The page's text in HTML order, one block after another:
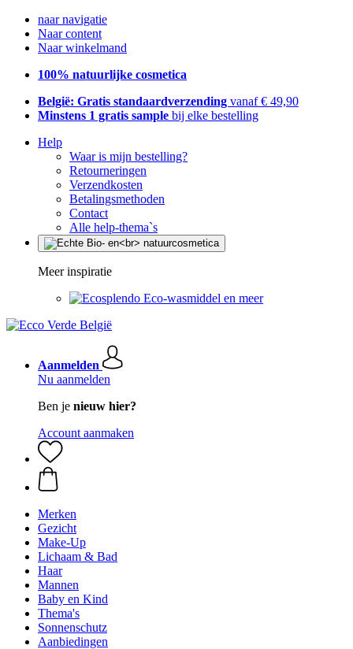
naar navigatie
Naar content
Naar winkelmand
100% natuurlijke cosmetica
België: Gratis standaardverzending vanaf € 49,90
Minstens 1 gratis sample bij elke bestelling
Help
Waar is mijn bestelling?
Retourneringen
Verzendkosten
Betalingsmethoden
Contact
Alle help-thema`s
Meer inspiratie
Eco-wasmiddel en meer
Aanmelden
Nu aanmelden
Ben je nieuw hier?
Account aanmaken
Merken
Gezicht
Make-Up
Lichaam & Bad
Haar
Mannen
Baby en Kind
Thema's
Sonnenschutz
Aanbiedingen